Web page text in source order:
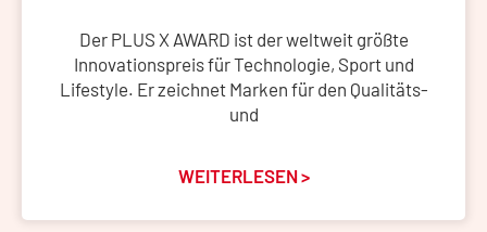
Der PLUS X AWARD ist der weltweit größte
Innovationspreis für Technologie, Sport und
Lifestyle. Er zeichnet Marken für den Qualitäts-
und
WEITERLESEN >